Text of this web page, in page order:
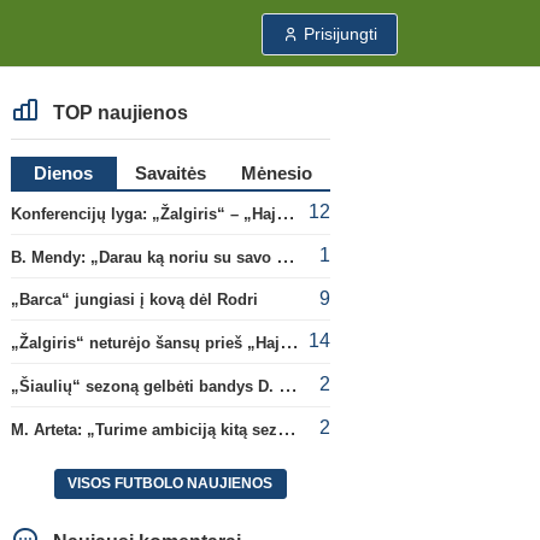
Prisijungti
TOP naujienos
Dienos Savaitės
Mėnesio
Konferencijų lyga: „Žalgiris“ – „Hajduk“ (rungtynės tiesiogiai)
12
B. Mendy: „Darau ką noriu su savo pasaulio čempionato titulu“ 1
„Barca“ jungiasi į kovą dėl Rodri 9
„Žalgiris“ neturėjo šansų prieš „Hajduk“ 14
„Šiaulių“ sezoną gelbėti bandys D. Lastauskas 2
M. Arteta: „Turime ambiciją kitą sezoną kovoti dėl visų titulų“ 2
VISOS FUTBOLO NAUJIENOS